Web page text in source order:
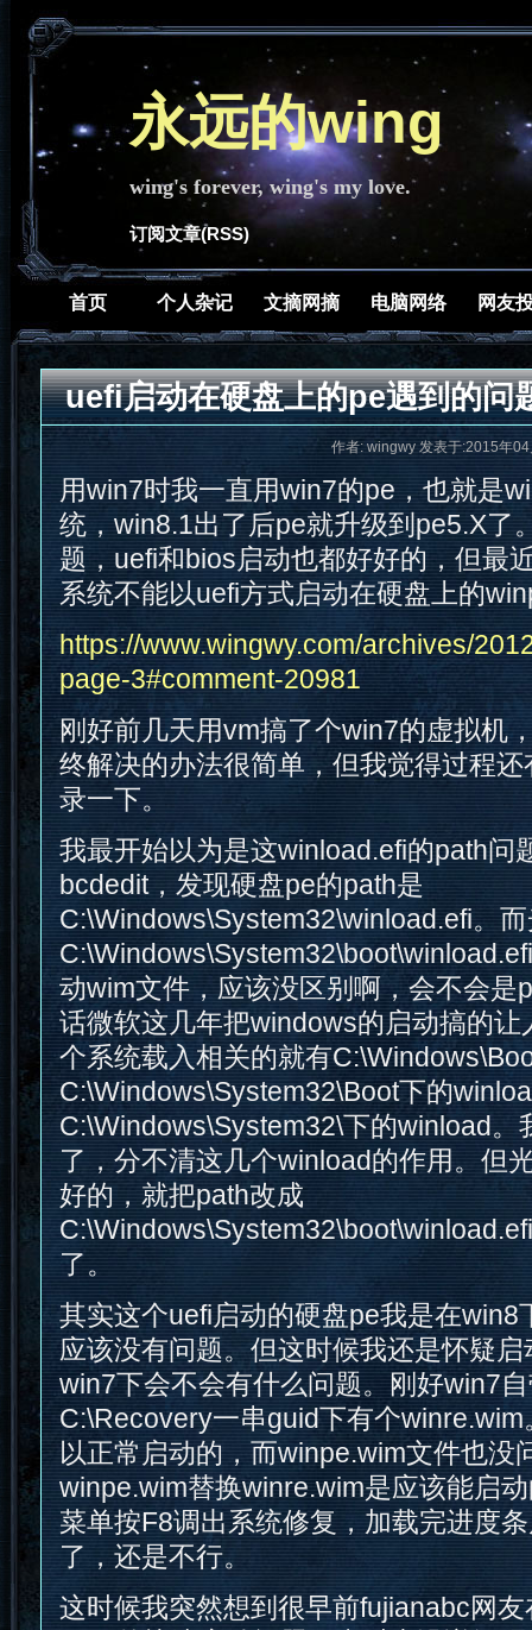
永远的wing
wing's forever, wing's my love.
订阅文章(RSS)
首页 个人杂记 文摘网摘 电脑网络 网友
uefi启动在硬盘上的pe遇到的问
作者: wingwy 发表于:2015年
用win7时我一直用win7的pe，也就是
统，win8.1出了后pe就升级到pe5.X了
题，uefi和bios启动也都好好的，但最
系统不能以uefi方式启动在硬盘上的
https://www.wingwy.com/archives/
page-3#comment-20981
刚好前几天用vm搞了个win7的虚拟机
终解决的办法很简单，但我觉得过程
录一下。
我最开始以为是这winload.efi的path问
bcdedit，发现硬盘pe的path是
C:\Windows\System32\winload.efi。
动wim文件，应该没区别啊，会不会是
话微软这几年把windows的启动搞的让
个系统载入相关的就有
C:\Windows\System32\Boot下的
C:\Windows\System32\下的winload。
了，分不清这几个winload的作用。但
好的，就把path改成
了。
其实这个uefi启动的硬盘pe我是在win8
应该没有问题。但这时候我还是怀疑
win7下会不会有什么问题。刚好win7
C:\Recovery一串guid下有个
以正常启动的，而winpe.wim文件也没
winpe.wim替换winre.wim是应该能启
菜单按F8调出系统修复，加载完进度
了，还是不行。
这时候我突然想到很早前fujianabc网